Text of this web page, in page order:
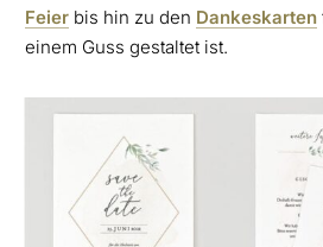
Feier bis hin zu den Dankeskarten
einem Guss gestaltet ist.